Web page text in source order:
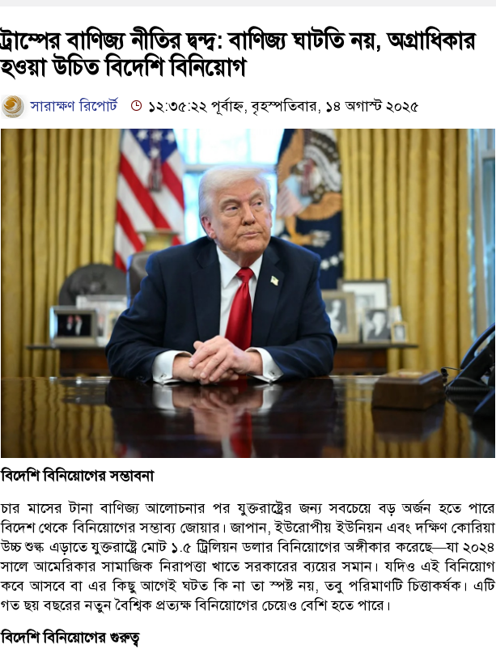
ট্রাম্পের বাণিজ্য নীতির দ্বন্দ্ব: বাণিজ্য ঘাটতি নয়, অগ্রাধিকার
হওয়া উচিত বিদেশি বিনিয়োগ
সারাক্ষণ রিপোর্ট ১২:৩৫:২২ পূর্বাহ্ন, বৃহস্পতিবার, ১৪ অগাস্ট ২০২৫
বিদেশি বিনিয়োগের সম্ভাবনা
চার মাসের টানা বাণিজ্য আলোচনার পর যুক্তরাষ্ট্রের জন্য সবচেয়ে বড় অর্জন হতে পারে
বিদেশ থেকে বিনিয়োগের সম্ভাব্য জোয়ার। জাপান, ইউরোপীয় ইউনিয়ন এবং দক্ষিণ কোরিয়া
উচ্চ শুল্ক এড়াতে যুক্তরাষ্ট্রে মোট ১.৫ ট্রিলিয়ন ডলার বিনিয়োগের অঙ্গীকার করেছে—যা ২০২৪
সালে আমেরিকার সামাজিক নিরাপত্তা খাতে সরকারের ব্যয়ের সমান। যদিও এই বিনিয়োগ
কবে আসবে বা এর কিছু আগেই ঘটত কি না তা স্পষ্ট নয়, তবু পরিমাণটি চিত্তাকর্ষক। এটি
গত ছয় বছরের নতুন বৈশ্বিক প্রত্যক্ষ বিনিয়োগের চেয়েও বেশি হতে পারে।
বিদেশি বিনিয়োগের গুরুত্ব